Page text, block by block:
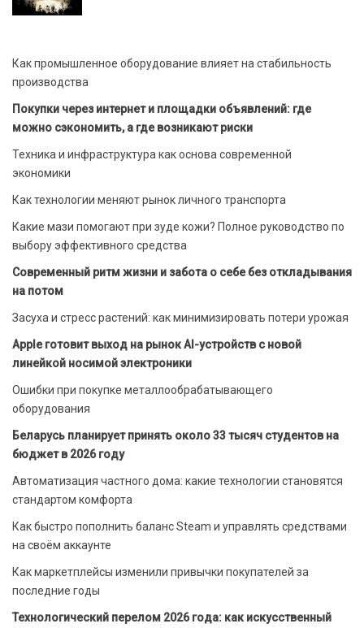
Как промышленное оборудование влияет на стабильность
производства
Покупки через интернет и площадки объявлений: где
можно сэкономить, а где возникают риски
Техника и инфраструктура как основа современной
экономики
Как технологии меняют рынок личного транспорта
Какие мази помогают при зуде кожи? Полное руководство по
выбору эффективного средства
Современный ритм жизни и забота о себе без откладывания
на потом
Засуха и стресс растений: как минимизировать потери урожая
Apple готовит выход на рынок AI-устройств с новой
линейкой носимой электроники
Ошибки при покупке металлообрабатывающего
оборудования
Беларусь планирует принять около 33 тысяч студентов на
бюджет в 2026 году
Автоматизация частного дома: какие технологии становятся
стандартом комфорта
Как быстро пополнить баланс Steam и управлять средствами
на своём аккаунте
Как маркетплейсы изменили привычки покупателей за
последние годы
Технологический перелом 2026 года: как искусственный